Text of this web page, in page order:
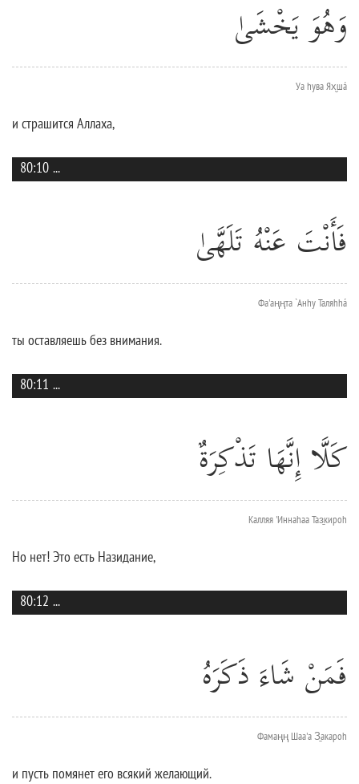
وَهُوَ يَخْشَىٰ
Уа hува Ях̮шá
и страшится Аллаха,
80:10 ...
فَأَنْتَ عَنْهُ تَلَهَّىٰ
Фа'аңңта `Анhу Таляhhá
ты оставляешь без внимания.
80:11 ...
كَلَّا إِنَّهَا تَذْكِرَةٌ
Калляя 'Иннаhаа Таз̱кироh
Но нет! Это есть Назидание,
80:12 ...
فَمَنْ شَاءَ ذَكَرَهُ
Фамаңң Шаа'а З̱акароh
и пусть помянет его всякий желающий.